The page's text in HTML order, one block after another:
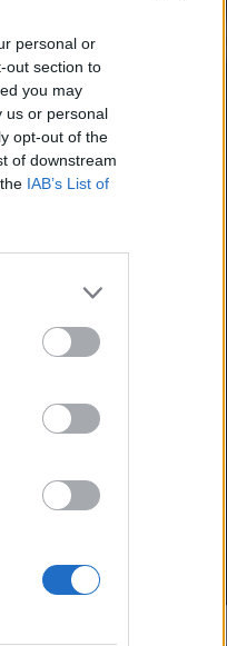
personal or
out section to
you may
us or personal
opt-out of the
of downstream
IAB’s List of